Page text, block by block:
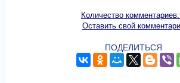
Количество
Оставить свой
ПОДЕЛИТЬСЯ